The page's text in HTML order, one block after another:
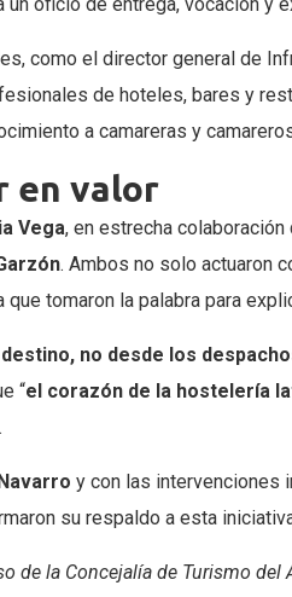
como el director general de
de hoteles, bares y
a camareras y
en valor
Vega, en estrecha
. Ambos no solo actuaron
tomaron la palabra para
no desde los
“el corazón de la hostelería
y con las intervenciones
su respaldo a esta
la Concejalía de Turismo